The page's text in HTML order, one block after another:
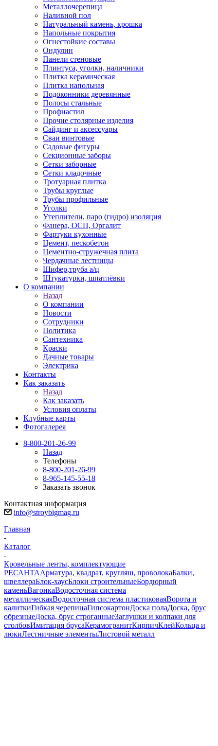
Металлочерепица
Наливной пол
Натуральный камень, крошка
Напольные покрытия
Огнестойкие составы
Ондулин
Панели стеновые
Плинтуса, уголки, наличники
Плитка керамическая
Плитка напольная
Подоконники деревянные
Полосы стальные
Профнастил
Прочие столярные изделия
Сайдинг и аксессуары
Сваи винтовые
Садовые фигуры
Секционные заборы
Сетки заборные
Сетки кладочные
Тротуарная плитка
Трубы круглые
Трубы профильные
Уголки
Утеплители, паро (гидро) изоляция
Фанера, ОСП, Оргалит
Фартуки кухонные
Цемент, пескобетон
Цементно-стружечная плита
Чердачные лестницы
Шифер,труба а/ц
Штукатурки, шпатлёвки
О компании
Назад
О компании
Новости
Сотрудники
Политика
Сантехника
Краски
Дачные товары
Электрика
Контакты
Как заказать
Назад
Как заказать
Условия оплаты
Клубные карты
Фотогалерея
8-800-201-26-99
Назад
Телефоны
8-800-201-26-99
8-965-145-55-18
Заказать звонок
Контактная информация
info@stroybigmag.ru
Главная
-
Каталог
-
Кровельные ленты, комплектующие
РЕСАНТААрматура, квадрат, кругляш, проволокаБалки,
швеллераБлок-хаусБлоки строительныеБордюрный
каменьВагонкаВодосточная система
металлическаяВодосточная система пластиковаяВорота и
калиткиГибкая черепицаГипсокартонДоска полаДоска, брус
обрезныеДоска, брус строганныеЗаглушки и колпаки для
столбовИмитация брусаКерамогранитКирпичКлейКольца и
люкиЛестничные элементыЛистовой металл